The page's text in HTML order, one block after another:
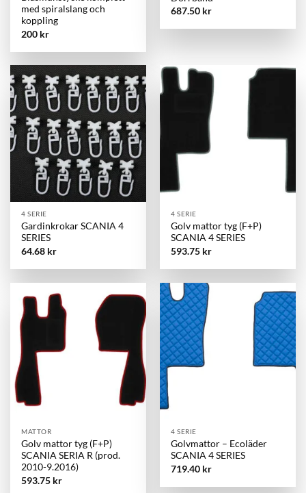
med spiralslang och
koppling
200 kr
687.50 kr
4 SERIE
Gardinkrokar SCANIA 4
SERIES
64.68 kr
4 SERIE
Golv mattor tyg (F+P)
SCANIA 4 SERIES
593.75 kr
MATTOR
Golv mattor tyg (F+P)
SCANIA SERIA R (prod.
2010-9.2016)
593.75 kr
4 SERIE
Golvmattor – Ecoläder
SCANIA 4 SERIES
719.40 kr